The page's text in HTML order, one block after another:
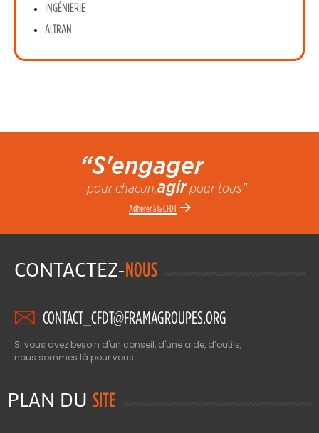
INGÉNIERIE
ALTRAN
“S'engager
pour chacun,agirpour tous”
Adhérerà laCFDT
CONTACTEZ-NOUS
CONTACT_CFDT@FRAMAGROUPES.ORG
Si vous avez besoin d'un conseil, d'une aide, d’outils,
nous sommes là pour vous.
PLAN DU SITE